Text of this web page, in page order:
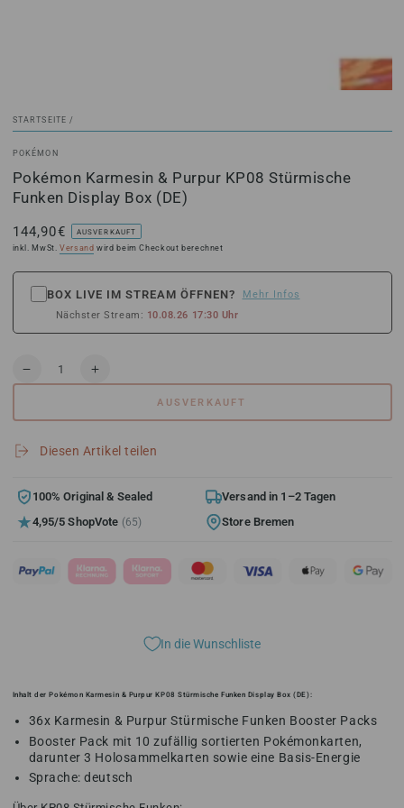
STARTSEITE /
POKÉMON
Pokémon Karmesin & Purpur KP08 Stürmische
Funken Display Box (DE)
Regulärer
Preis
144,90€
AUSVERKAUFT
inkl. MwSt.Versand wird beim Checkout berechnet
BOX LIVE IM STREAM ÖFFNEN?
Mehr Infos
Nächster Stream: 10.08.26 17:30 Uhr
Verringere
Pokémon
Purpur
Stürmische
Display
Box
Erhöhe
Pokémon
Purpur
KP08
Stürmische
Display
Box
AUSVERKAUFT
Diesen Artikel teilen
100% Original & Sealed
Versand in 1–2 Tagen
4,95/5 ShopVote (65) Store Bremen
In die Wunschliste
Inhalt der Pokémon Karmesin & Purpur KP08 Stürmische Funken Display Box (DE):
36x Karmesin & Purpur Stürmische Funken Booster Packs
Booster Pack mit 10 zufällig sortierten Pokémonkarten,
darunter 3 Holosammelkarten sowie eine Basis-Energie
Sprache: deutsch